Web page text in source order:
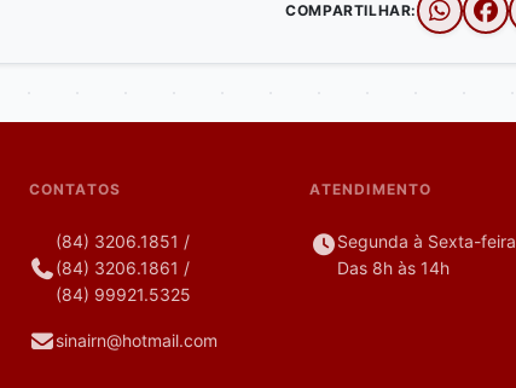
COMPARTILHAR:
CONTATOS
(84) 3206.1851 /
(84) 3206.1861 /
(84) 99921.5325
sinairn@hotmail.com
ATENDIMENTO
Segunda à Sexta-feira
Das 8h às 14h